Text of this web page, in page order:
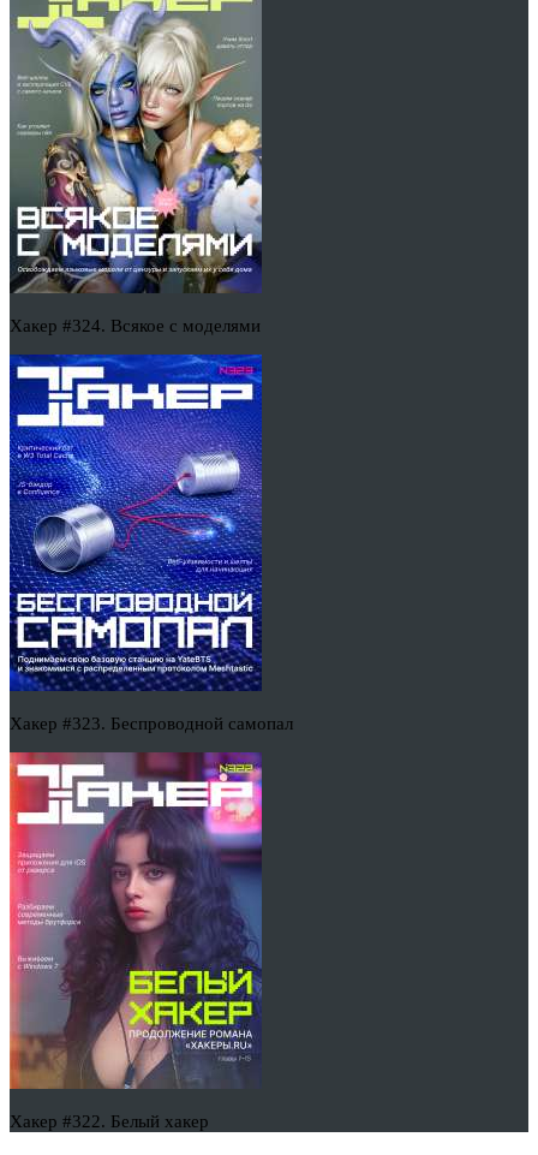
Хакер #324. Всякое с моделями
Хакер #323. Беспроводной самопал
Хакер #322. Белый хакер